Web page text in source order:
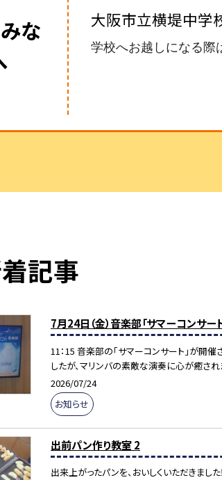
な
大阪市立横堤中学
学校へお越しになる際
記事
7月24日（金）音楽部「サマーコンサー
11：15 音楽部の「サマーコンサート」が開
したが、マリンバの素敵な演奏に心が癒され
2026/07/24
お知らせ
出前パン作り教室 2
出来上がったパンを、おいしくいただきまし